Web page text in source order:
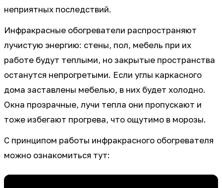
неприятных последствий.
Инфракрасные обогреватели распространяют
лучистую энергию: стены, пол, мебель при их
работе будут теплыми, но закрытые пространства
останутся непрогретыми. Если углы каркасного
дома заставлены мебелью, в них будет холодно.
Окна прозрачные, лучи тепла они пропускают и
тоже избегают прогрева, что ощутимо в морозы.
С принципом работы инфракрасного обогревателя
можно ознакомиться тут: